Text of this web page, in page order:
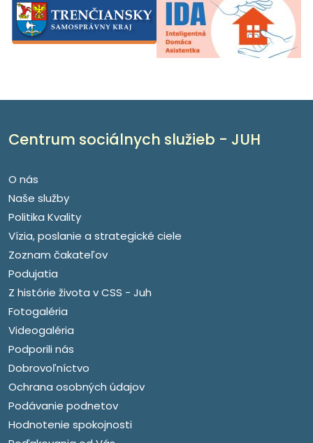
Centrum sociálnych služieb - JUH
O nás
Naše služby
Politika Kvality
Vízia, poslanie a strategické ciele
Zoznam čakateľov
Podujatia
Z histórie života v CSS - Juh
Fotogaléria
Videogaléria
Podporili nás
Dobrovoľníctvo
Ochrana osobných údajov
Podávanie podnetov
Hodnotenie spokojnosti